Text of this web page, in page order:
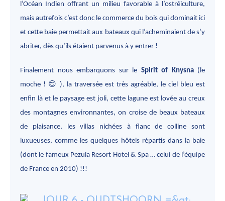
l’Océan Indien offrant un milieu favorable à l’ostréiculture,
mais autrefois c’est donc le commerce du bois qui dominait ici
et cette baie permettait aux bateaux qui l’acheminaient de s’y
abriter, dès qu’ils étaient parvenus à y entrer !
Finalement nous embarquons sur le Spirit of Knysna (le
moche ! 😊 ), la traversée est très agréable, le ciel bleu est
enfin là et le paysage est joli, cette lagune est lovée au creux
des montagnes environnantes, on croise de beaux bateaux
de plaisance, les villas nichées à flanc de colline sont
luxueuses, comme les quelques hôtels répartis dans la baie
(dont le fameux Pezula Resort Hotel & Spa … celui de l’équipe
de France en 2010) !!!